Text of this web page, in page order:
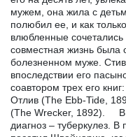
мужем, она жила с
полюбил ее, и как
влюбленные
совместная жизнь была
болезненном муже.
впоследствии его
соавтором трех его
Отлив (The Ebb-Tide,
(The Wrecker, 1892). В
диагноз – туберкулез. В